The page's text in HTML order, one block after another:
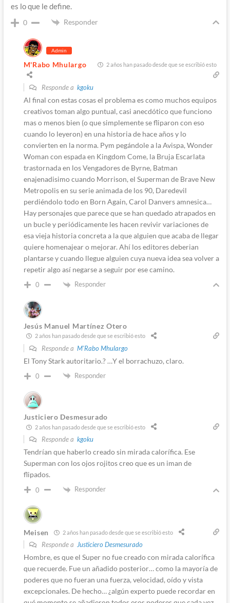
es lo que le define.
0 Responder
Admin
M'Rabo Mhulargo 2 años han pasado desde que se escribió esto
Responde a kgoku
Al final con estas cosas el problema es como muchos equipos
creativos toman algo puntual, casi anecdótico que funciono
mas o menos bien (o que simplemente se fliparon con eso
cuando lo leyeron) en una historia de hace años y lo
convierten en la norma. Pym pegándole a la Avispa, Wonder
Woman con espada en Kingdom Come, la Bruja Escarlata
trastornada en los Vengadores de Byrne, Batman
enajenadisimo cuando Morrison, el Superman de Brave New
Metropolis en su serie animada de los 90, Daredevil
perdiéndolo todo en Born Again, Carol Danvers amnesica…
Hay personajes que parece que se han quedado atrapados en
un bucle y periódicamente les hacen revivir variaciones de
esa vieja historia concreta a la que alguien que acaba de llegar
quiere homenajear o mejorar. Ahí los editores deberian
plantarse y cuando llegue alguien cuya nueva idea sea volver a
repetir algo así negarse a seguir por ese camino.
0 Responder
Jesús Manuel Martínez Otero
2 años han pasado desde que se escribió esto
Responde a M'Rabo Mhulargo
El Tony Stark autoritario.? …Y el borrachuzo, claro.
0 Responder
Justiciero Desmesurado
2 años han pasado desde que se escribió esto
Responde a kgoku
Tendrían que haberlo creado sin mirada calorífica. Ese
Superman con los ojos rojitos creo que es un iman de
flipados.
0 Responder
Meisen 2 años han pasado desde que se escribió esto
Responde a Justiciero Desmesurado
Hombre, es que el Super no fue creado con mirada calorífica
que recuerde. Fue un añadido posterior… como la mayoría de
poderes que no fueran una fuerza, velocidad, oído y vista
excepcionales. De hecho… ¿algún experto puede recordar en